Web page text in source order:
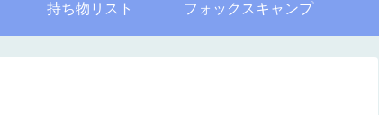
持ち物リスト フォックスキャンプ